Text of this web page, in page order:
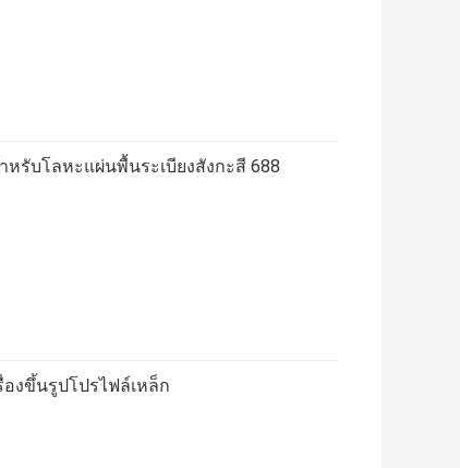
หรับโลหะแผ่นพื้นระเบียงสังกะสี 688
องขึ้นรูปโปรไฟล์เหล็ก